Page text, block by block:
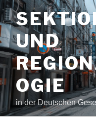
Zum
Inhalt
springen
UND
OGIE
in der Deutschen